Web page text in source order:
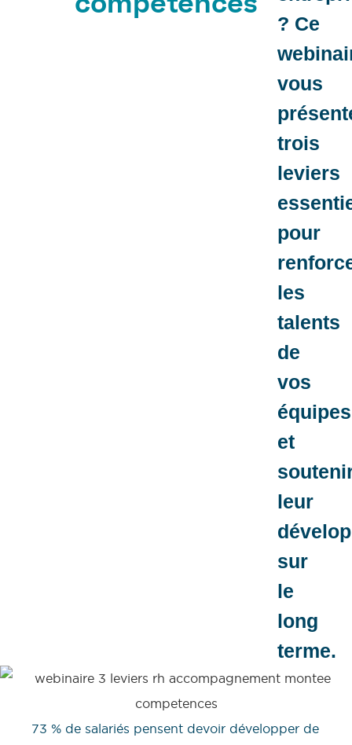
compétences
? Ce
vous
trois
leviers
pour
les
talents
de
vos
équipes
et
leur
sur
le
long
terme.
73 % de salariés pensent devoir développer de